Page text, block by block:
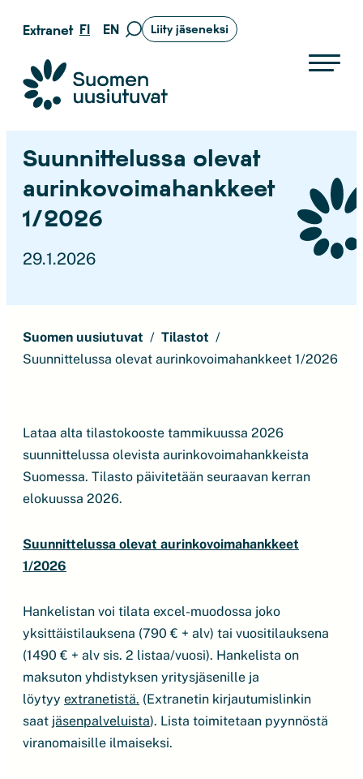
Siirry
sisältöön
Extranet FI EN
Siirry
Liity jäseneksi
Suomen uusiutuvat ry
Suunnittelussa olevat
aurinkovoimahankkeet
1/2026
29.1.2026
Suomen uusiutuvat
Tilastot
Suunnittelussa olevat aurinkovoimahankkeet 1/2026
Lataa alta tilastokooste tammikuussa 2026
suunnittelussa olevista aurinkovoimahankkeista
Suomessa. Tilasto päivitetään seuraavan kerran
elokuussa 2026.
Suunnittelussa olevat aurinkovoimahankkeet
1/2026
Hankelistan voi tilata excel-muodossa joko
yksittäistilauksena (790 € + alv) tai vuositilauksena
(1490 € + alv sis. 2 listaa/vuosi). Hankelista on
maksuton yhdistyksen yritysjäsenille ja
löytyy extranetistä. (Extranetin kirjautumislinkin
saat jäsenpalveluista). Lista toimitetaan pyynnöstä
viranomaisille ilmaiseksi.